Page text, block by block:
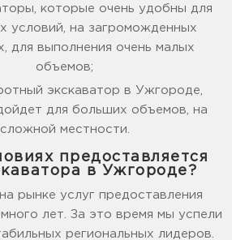
которые очень удобны для
условий, на загроможденных
для выполнения очень малых
объемов;
экскаватор в Ужгороде,
для больших объемов, на
сложной местности.
предоставляется
в Ужгороде?
рынке услуг предоставления
лет. За это время мы успели
региональных лидеров.